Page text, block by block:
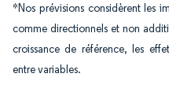
*Nos prévisions considèrent les
comme directionnels et non
croissance de référence, les
entre variables.